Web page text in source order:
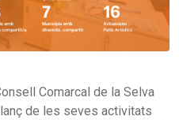
Comarcal de la Selva
de les seves activitats